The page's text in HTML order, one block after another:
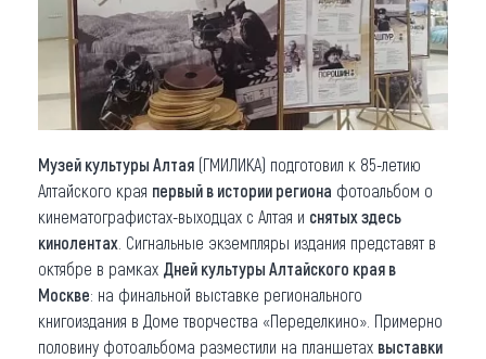
Коллекция впечатлений
Другие рубрики
Музей культуры Алтая (ГМИЛИКА) подготовил к 85-летию
Алтайского края первый в истории региона фотоальбом о
кинематографистах-выходцах с Алтая и снятых здесь
кинолентах . Сигнальные экземпляры издания представят в
октябре в рамках Дней культуры Алтайского края в
Москве: на финальной выставке регионального
книгоиздания в Доме творчества «Переделкино». Примерно
половину фотоальбома разместили на планшетах выставки